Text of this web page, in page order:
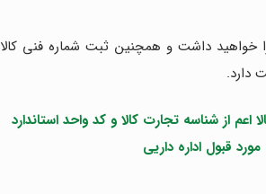
خواهید داشت و همچنین ثبت شماره فنی کالا
دارد.